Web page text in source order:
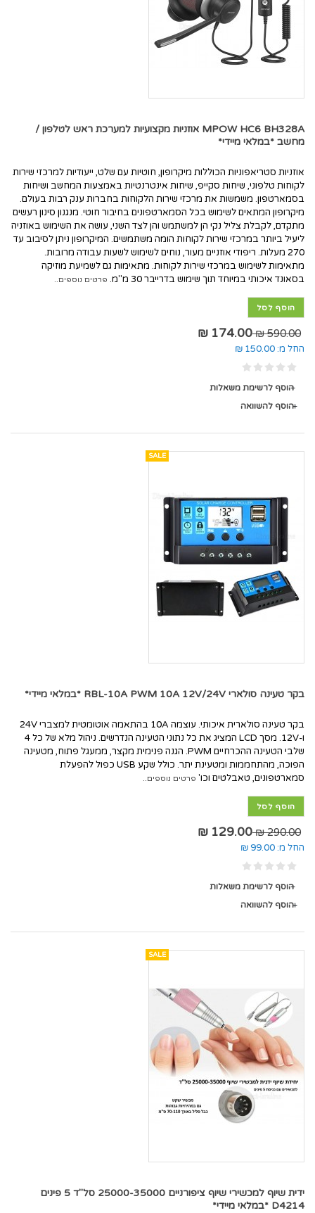
MPOW HC6 BH328A אוזניות מקצועיות למערכת ראש לטלפון /
מחשב *במלאי מיידי*
אוזניות סטריאפוניות הכוללות מיקרופון, חוטיות עם שלט, ייעודיות למרכזי שירות
לקוחות טלפוני, שיחות סקייפ, שיחות אינטרנטיות באמצעות המחשב ושיחות
בסמארטפון. משמשות את מרכזי שירות הלקוחות בחברות ענק רבות בעולם.
מיקרופון המתאים לשימוש בכל הסמארטפונים בחיבור חוטי. מנגנון סינון רעשים
מתקדם, לקבלת צליל נקי הן למשתמש והן לצד השני, עושה את השימוש באוזניה
ליעיל ביותר במרכזי שירות לקוחות הומה משתמשים. המיקרופון ניתן לסיבוב עד
270 מעלות. ריפודי אוזניים מעור, נוחים לשימוש לשעות עבודה מרובות.
מתאימות לשימוש במרכזי שירות לקוחות. מתאימות גם לשמיעת מוזיקה
בסאונד איכותי במיוחד תוך שימוש בדרייבר 30 מ"מ.
פרטים נוספים..
הוסף לסל
590.00 ₪
174.00 ₪
החל מ: 150.00 ₪
הוסף לרשימת משאלות
הוסף להשוואה
SALE
בקר טעינה סולארי RBL-10A PWM 10A 12V/24V *במלאי מיידי*
בקר טעינה סולארית איכותי. עוצמה 10A בהתאמה אוטומטית למצברי 24V
ו-12V. מסך LCD המציג את כל נתוני הטעינה הנדרשים. ניהול מלא של כל 4
שלבי הטעינה ההכרחיים PWM. הגנה פנימית מקצר, ממעגל פתוח, מטעינה
הפוכה, מהתחממות ומטעינת יתר. כולל שקע USB כפול להפעלת
סמארטפונים, טאבלטים וכו' פרטים נוספים..
הוסף לסל
290.00 ₪
129.00 ₪
החל מ: 99.00 ₪
הוסף לרשימת משאלות
הוסף להשוואה
SALE
ידית שיוף למכשירי שיוף ציפורניים 25000-35000 סל"ד 5 פינים
D4214 *במלאי מיידי*